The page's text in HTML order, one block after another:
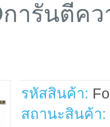
การันตีค
รหัสสินค้า:
สถานะสินค้า: